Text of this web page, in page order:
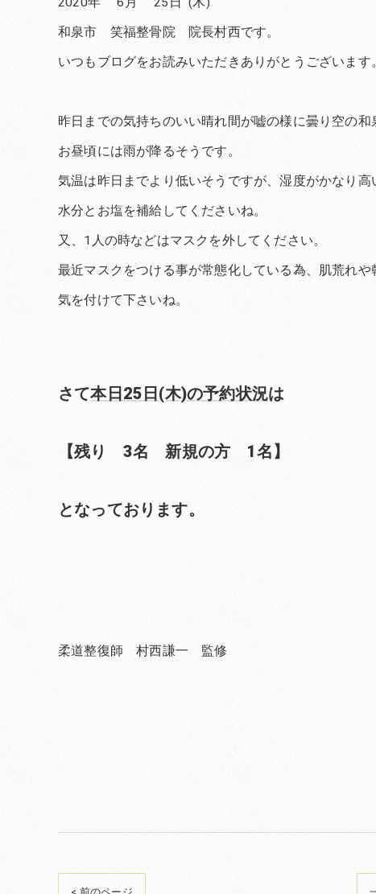
和泉市 笑福整骨院 院長村西です。
いつもブログをお読みいただきありがとうございます。
昨日までの気持ちのいい晴れ間が嘘の様に曇り空の和
お昼頃には雨が降るそうです。
気温は昨日までより低いそうですが、湿度がかなり
水分とお塩を補給してくださいね。
又、1人の時などはマスクを外してください。
最近マスクをつける事が常態化している為、肌荒れ
気を付けて下さいね。
さて本日25日(木)の予約状況は
【残り 3名 新規の方 1名】
となっております。
柔道整復師 村西謙一 監修